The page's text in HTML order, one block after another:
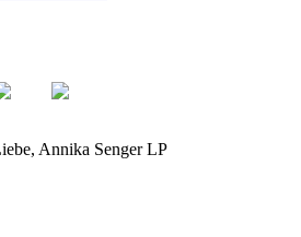
Annika Senger LP